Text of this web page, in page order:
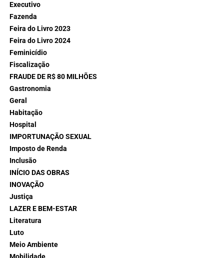
Executivo
Fazenda
Feira do Livro 2023
Feira do Livro 2024
Feminicídio
Fiscalização
FRAUDE DE R$ 80 MILHÕES
Gastronomia
Geral
Habitação
Hospital
IMPORTUNAÇÃO SEXUAL
Imposto de Renda
Inclusão
INÍCIO DAS OBRAS
INOVAÇÃO
Justiça
LAZER E BEM-ESTAR
Literatura
Luto
Meio Ambiente